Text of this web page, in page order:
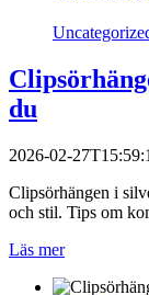
du
2026-02-
Clipsörhängen i
och stil. Tips om
Läs mer